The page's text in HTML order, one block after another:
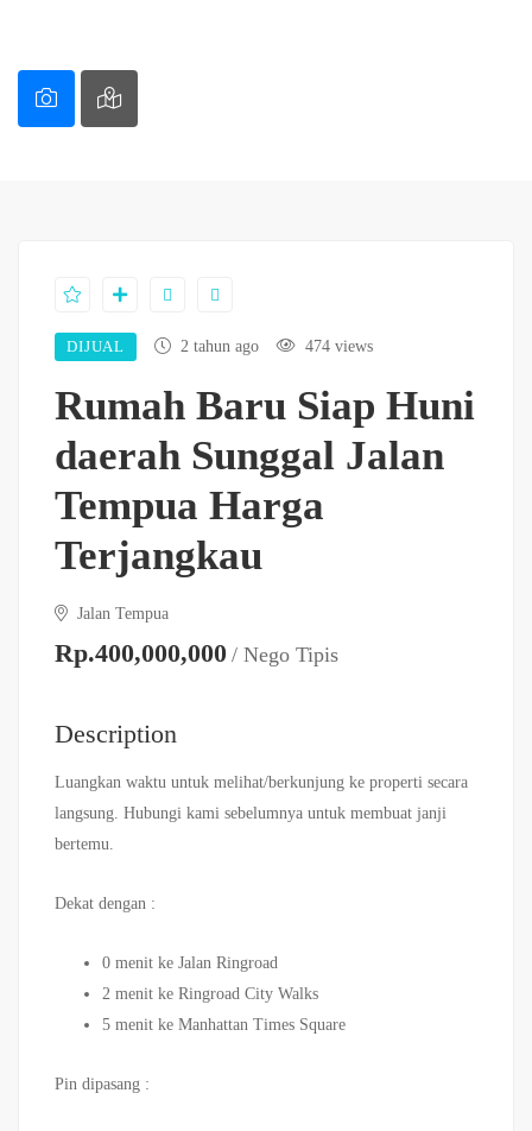
DIJUAL 2 tahun ago 474 views
Rumah Baru Siap Huni
daerah Sunggal Jalan
Tempua Harga
Terjangkau
Jalan Tempua
Rp.400,000,000 / Nego Tipis
Description
Luangkan waktu untuk melihat/berkunjung ke properti secara
langsung. Hubungi kami sebelumnya untuk membuat janji
bertemu.
Dekat dengan :
0 menit ke Jalan Ringroad
2 menit ke Ringroad City Walks
5 menit ke Manhattan Times Square
Pin dipasang :